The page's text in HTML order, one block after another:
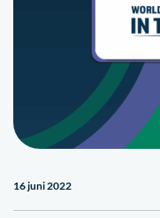
16 juni 2022